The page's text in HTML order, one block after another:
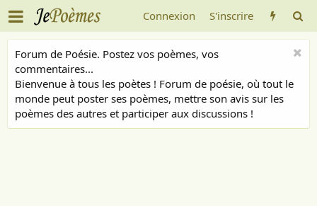
Connexion S'inscrire
Forum de Poésie. Postez vos poèmes, vos
commentaires...
Bienvenue à tous les poètes ! Forum de poésie, où tout le
monde peut poster ses poèmes, mettre son avis sur les
poèmes des autres et participer aux discussions !